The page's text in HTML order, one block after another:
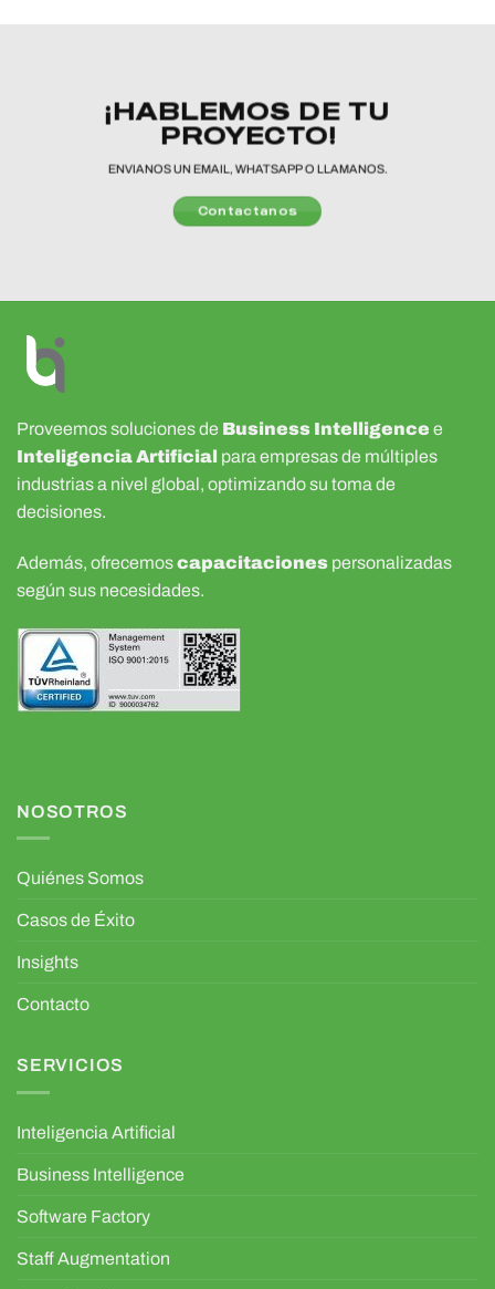
¡HABLEMOS DE TU
PROYECTO!
ENVIANOS UN EMAIL, WHATSAPP O LLAMANOS.
Contactanos
Proveemos soluciones de Business Intelligence e
Inteligencia Artificial para empresas de múltiples
industrias a nivel global, optimizando su toma de
decisiones.
Además, ofrecemoscapacitaciones personalizadas
según sus necesidades.
NOSOTROS
Quiénes Somos
Casos de Éxito
Insights
Contacto
SERVICIOS
Inteligencia Artificial
Business Intelligence
Software Factory
Staff Augmentation